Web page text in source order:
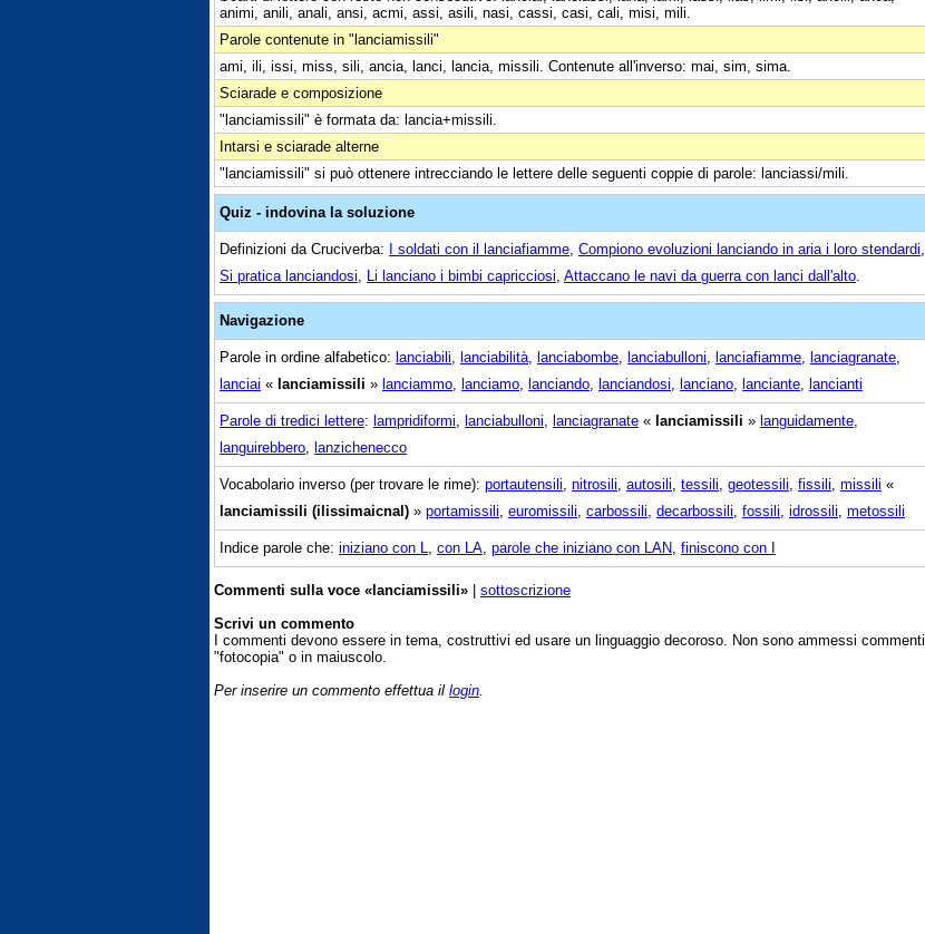
animi, anili, anali, ansi, acmi, assi, asili, nasi, cassi, casi, cali, misi, mili.
Parole contenute in "lanciamissili"
ami, ili, issi, miss, sili, ancia, lanci, lancia, missili. Contenute all'inverso: mai, sim, sima.
Sciarade e composizione
"lanciamissili" è formata da: lancia+missili.
Intarsi e sciarade alterne
"lanciamissili" si può ottenere intrecciando le lettere delle seguenti coppie di parole: lanciassi/mili.
Quiz - indovina la soluzione
Definizioni da Cruciverba: I soldati con il lanciafiamme Compiono evoluzioni lanciando in aria i loro stendardi
Si pratica lanciandosi
Li lanciano i bimbi capricciosi Attaccano le navi da guerra con lanci dall'alto
Navigazione
Parole in ordine alfabetico: lanciabili lanciabilità lanciabombe lanciabulloni lanciafiamme lanciagranate
lanciai « lanciamissili » lanciammo lanciamo lanciando lanciandosi lanciano lanciante lancianti
Parole di tredici lettere: lampridiformi lanciabulloni lanciagranate « lanciamissili » languidamente
languirebbero lanzichenecco
Vocabolario inverso (per trovare le rime): portautensili nitrosili autosili tessili geotessili fissili missili «
lanciamissili (ilissimaicnal) » portamissili euromissili carbossili decarbossili fossili idrossili metossili
Indice parole che: iniziano con L con LA parole che iniziano con LAN finiscono con I
Commenti sulla voce «lanciamissili» | sottoscrizione
Scrivi un commento
I commenti devono essere in tema, costruttivi ed usare un linguaggio decoroso. Non sono ammessi commenti
"fotocopia" o in maiuscolo.
Per inserire un commento effettua il login